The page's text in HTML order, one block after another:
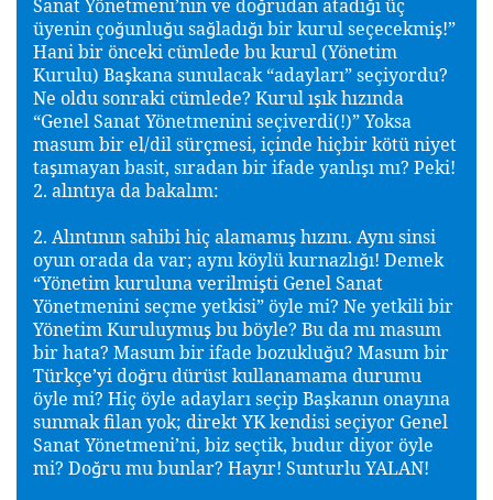
Sanat Yönetmeni’nin ve doğrudan atadığı üç
üyenin çoğunluğu sağladığı bir kurul seçecekmiş!”
Hani bir önceki cümlede bu kurul (Yönetim
Kurulu) Başkana sunulacak “adayları” seçiyordu?
Ne oldu sonraki cümlede? Kurul ışık hızında
“Genel Sanat Yönetmenini seçiverdi(!)” Yoksa
masum bir el/dil sürçmesi, içinde hiçbir kötü niyet
taşımayan basit, sıradan bir ifade yanlışı mı? Peki!
2. alıntıya da bakalım:
2. Alıntının sahibi hiç alamamış hızını. Aynı sinsi
oyun orada da var; aynı köylü kurnazlığı! Demek
“Yönetim kuruluna verilmişti Genel Sanat
Yönetmenini seçme yetkisi” öyle mi? Ne yetkili bir
Yönetim Kuruluymuş bu böyle? Bu da mı masum
bir hata? Masum bir ifade bozukluğu? Masum bir
Türkçe’yi doğru dürüst kullanamama durumu
öyle mi? Hiç öyle adayları seçip Başkanın onayına
sunmak filan yok; direkt YK kendisi seçiyor Genel
Sanat Yönetmeni’ni, biz seçtik, budur diyor öyle
mi? Doğru mu bunlar? Hayır! Sunturlu YALAN!